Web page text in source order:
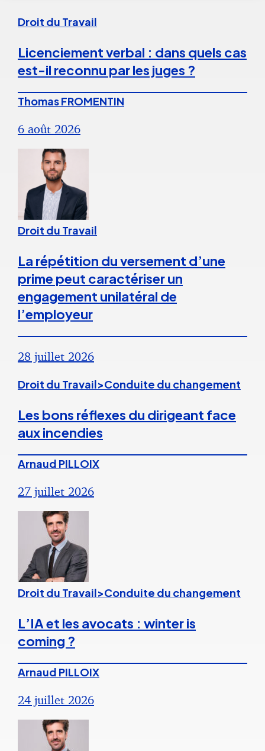
Droit du Travail
Licenciement verbal : dans quels cas
est-il reconnu par les juges ?
Thomas FROMENTIN
6 août 2026
Droit du Travail
La répétition du versement d’une
prime peut caractériser un
engagement unilatéral de
l’employeur
28 juillet 2026
Droit du Travail>Conduite du changement
Les bons réflexes du dirigeant face
aux incendies
Arnaud PILLOIX
27 juillet 2026
Droit du Travail>Conduite du changement
L’IA et les avocats : winter is
coming ?
Arnaud PILLOIX
24 juillet 2026